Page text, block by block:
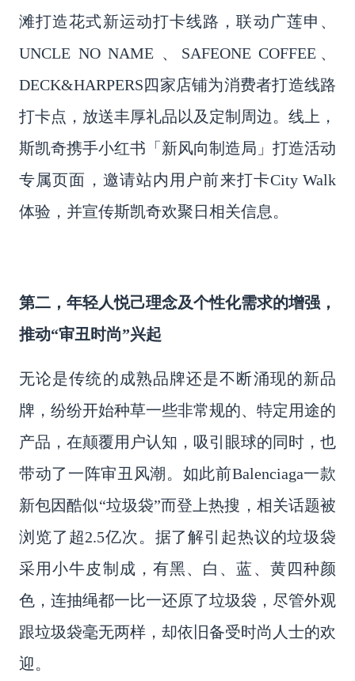
滩打造花式新运动打卡线路，联动广莲申、
UNCLE NO NAME 、SAFEONE COFFEE、
DECK&HARPERS四家店铺为消费者打造线路
打卡点，放送丰厚礼品以及定制周边。线上，
斯凯奇携手小红书「新风向制造局」打造活动
专属页面，邀请站内用户前来打卡City Walk
体验，并宣传斯凯奇欢聚日相关信息。
第二，年轻人悦己理念及个性化需求的增强，
推动“审丑时尚”兴起
无论是传统的成熟品牌还是不断涌现的新品
牌，纷纷开始种草一些非常规的、特定用途的
产品，在颠覆用户认知，吸引眼球的同时，也
带动了一阵审丑风潮。如此前Balenciaga一款
新包因酷似“垃圾袋”而登上热搜，相关话题被
浏览了超2.5亿次。据了解引起热议的垃圾袋
采用小牛皮制成，有黑、白、蓝、黄四种颜
色，连抽绳都一比一还原了垃圾袋，尽管外观
跟垃圾袋毫无两样，却依旧备受时尚人士的欢
迎。